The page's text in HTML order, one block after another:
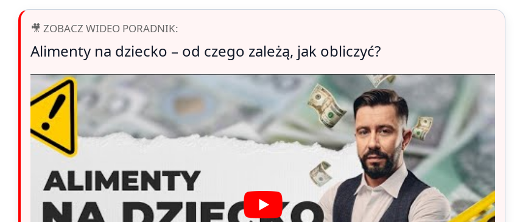
🎥 ZOBACZ WIDEO PORADNIK:
Alimenty na dziecko – od czego zależą, jak obliczyć?